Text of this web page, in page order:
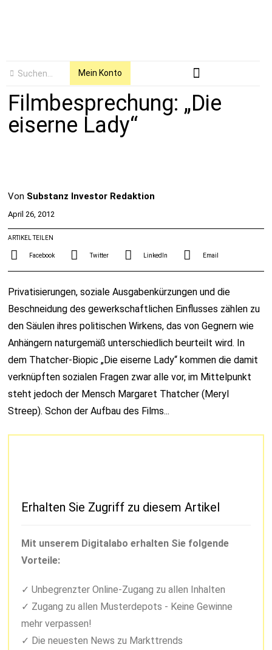
Mein Konto
Filmbesprechung: „Die
eiserne Lady“
Von Substanz Investor Redaktion
April 26, 2012
ARTIKEL TEILEN
Facebook Twitter LinkedIn Email
Privatisierungen, soziale Ausgabenkürzungen und die
Beschneidung des gewerkschaftlichen Einflusses zählen zu
den Säulen ihres politischen Wirkens, das von Gegnern wie
Anhängern naturgemäß unterschiedlich beurteilt wird. In
dem Thatcher-Biopic „Die eiserne Lady“ kommen die damit
verknüpften sozialen Fragen zwar alle vor, im Mittelpunkt
steht jedoch der Mensch Margaret Thatcher (Meryl
Streep). Schon der Aufbau des Films...
Erhalten Sie Zugriff zu diesem Artikel
Mit unserem Digitalabo erhalten Sie folgende
Vorteile:
Unbegrenzter Online-Zugang zu allen Inhalten
Zugang zu allen Musterdepots - Keine Gewinne
mehr verpassen!
Die neuesten News zu Markttrends